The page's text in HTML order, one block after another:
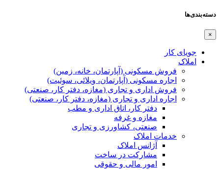
دسته‌بندی‌ها
×
جویای کار
املاک
فروش مسکونی (آپارتمان، خانه، زمین)
اجاره مسکونی (آپارتمان، ویلائی، سوئیت)
فروش اداری و تجاری (مغازه، دفتر کار، صنعتی)
اجاره اداری و تجاری (مغازه، دفتر کار، صنعتی)
دفتر کار، اتاق اداری و مطب
مغازه و غرفه
صنعتی،‌ کشاورزی و تجاری
خدمات املاک
آژانس املاک
مشارکت در ساخت
امور مالی و حقوقی